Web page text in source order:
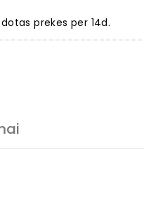
prekes per 14d.